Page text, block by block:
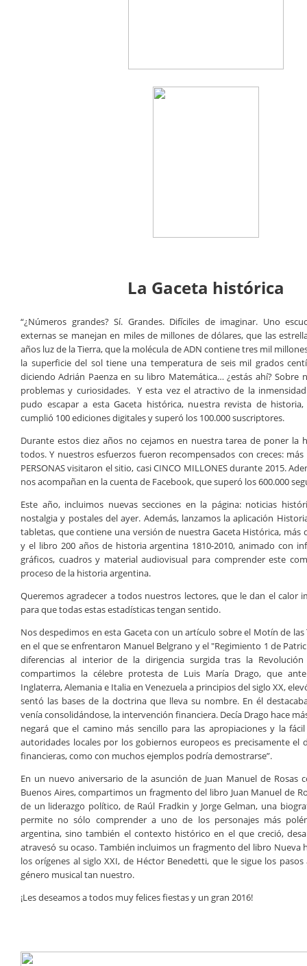
La Gaceta histórica
“¿Números grandes? Sí. Grandes. Difíciles de imaginar. Uno
externas se manejan en miles de millones de dólares, que las
años luz de la Tierra, que la molécula de ADN contiene tres mil
la superficie del sol tiene una temperatura de seis mil grados
diciendo Adrián Paenza en su libro Matemática… ¿estás ahí? Sobre
problemas y curiosidades. Y esta vez el atractivo de la
pudo escapar a esta Gaceta histórica, nuestra revista de
cumplió 100 ediciones digitales y superó los 100.000 suscriptores.
Durante estos diez años no cejamos en nuestra tarea de poner la
todos. Y nuestros esfuerzos fueron recompensados con creces: más
PERSONAS visitaron el sitio, casi CINCO MILLONES durante 2015.
nos acompañan en la cuenta de Facebook, que superó los 600.000
Este año, incluimos nuevas secciones en la página: noticias
nostalgia y postales del ayer. Además, lanzamos la aplicación
tabletas, que contiene una versión de nuestra Gaceta Histórica, más
y el libro 200 años de historia argentina 1810-2010, animado con
gráficos, cuadros y material audiovisual para comprender este
proceso de la historia argentina.
Queremos agradecer a todos nuestros lectores, que le dan el calor
para que todas estas estadísticas tengan sentido.
Nos despedimos en esta Gaceta con un artículo sobre el Motín de
en el que se enfrentaron Manuel Belgrano y el "Regimiento 1 de
diferencias al interior de la dirigencia surgida tras la
compartimos la célebre protesta de Luis María Drago, que
Inglaterra, Alemania e Italia en Venezuela a principios del siglo XX,
sentó las bases de la doctrina que lleva su nombre. En él
venía consolidándose, la intervención financiera. Decía Drago hace
negará que el camino más sencillo para las apropiaciones y la
autoridades locales por los gobiernos europeos es precisamente el
financieras, como con muchos ejemplos podría demostrarse”.
En un nuevo aniversario de la asunción de Juan Manuel de Rosas
Buenos Aires, compartimos un fragmento del libro Juan Manuel de
de un liderazgo político, de Raúl Fradkin y Jorge Gelman, una
permite no sólo comprender a uno de los personajes más
argentina, sino también el contexto histórico en el que creció,
atravesó su ocaso. También incluimos un fragmento del libro Nueva
los orígenes al siglo XXI, de Héctor Benedetti, que le sigue los
género musical tan nuestro.
¡Les deseamos a todos muy felices fiestas y un gran 2016!